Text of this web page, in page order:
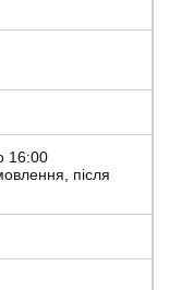
16:00
після